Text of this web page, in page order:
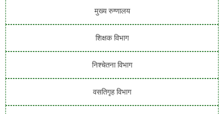
मुख्य रुग्णालय
शिक्षक विभाग
निश्चेतना विभाग
वसतिगृह विभाग